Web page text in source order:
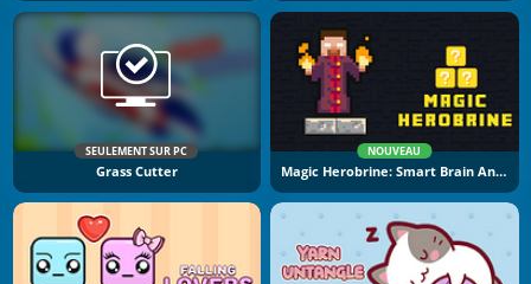
SEULEMENT SUR PC
Grass Cutter
NOUVEAU
Magic Herobrine: Smart Brain And Puzzle Quest